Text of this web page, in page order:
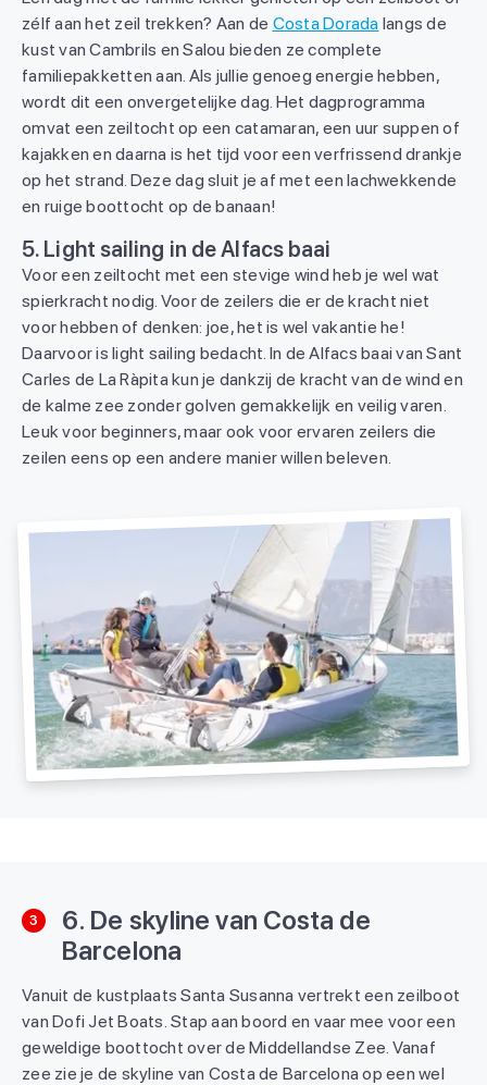
zélf aan het zeil trekken? Aan de Costa Dorada langs de
kust van Cambrils en Salou bieden ze complete
familiepakketten aan. Als jullie genoeg energie hebben,
wordt dit een onvergetelijke dag. Het dagprogramma
omvat een zeiltocht op een catamaran, een uur suppen of
kajakken en daarna is het tijd voor een verfrissend drankje
op het strand. Deze dag sluit je af met een lachwekkende
en ruige boottocht op de banaan!
5. Light sailing in de Alfacs baai
Voor een zeiltocht met een stevige wind heb je wel wat
spierkracht nodig. Voor de zeilers die er de kracht niet
voor hebben of denken: joe, het is wel vakantie he!
Daarvoor is light sailing bedacht. In de Alfacs baai van Sant
Carles de La Ràpita kun je dankzij de kracht van de wind en
de kalme zee zonder golven gemakkelijk en veilig varen.
Leuk voor beginners, maar ook voor ervaren zeilers die
zeilen eens op een andere manier willen beleven.
3
6. De skyline van Costa de
Barcelona
Vanuit de kustplaats Santa Susanna vertrekt een zeilboot
van Dofi Jet Boats. Stap aan boord en vaar mee voor een
geweldige boottocht over de Middellandse Zee. Vanaf
zee zie je de skyline van Costa de Barcelona op een wel